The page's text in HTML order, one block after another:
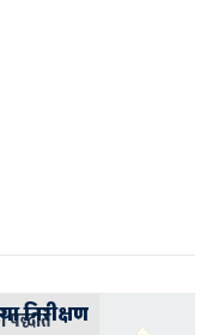
पद्धति
निरीक्षण